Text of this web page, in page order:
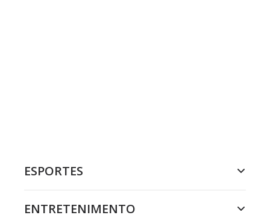
ESPORTES
ENTRETENIMENTO